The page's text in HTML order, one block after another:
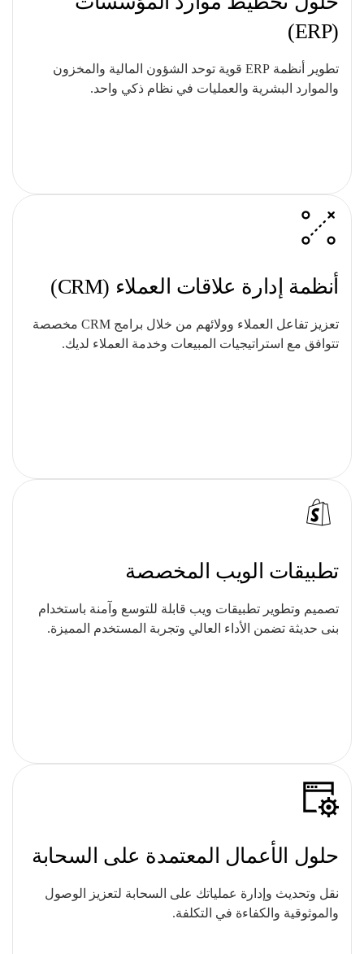
(ERP)
تطوير أنظمة ERP قوية توحد الشؤون المالية والمخزون
والموارد البشرية والعمليات في نظام ذكي واحد.
أنظمة إدارة علاقات العملاء (CRM)
تعزيز تفاعل العملاء وولائهم من خلال برامج CRM مخصصة
تتوافق مع استراتيجيات المبيعات وخدمة العملاء لديك.
تطبيقات الويب المخصصة
تصميم وتطوير تطبيقات ويب قابلة للتوسع وآمنة باستخدام
بنى حديثة تضمن الأداء العالي وتجربة المستخدم المميزة.
حلول الأعمال المعتمدة على السحابة
نقل وتحديث وإدارة عملياتك على السحابة لتعزيز الوصول
والموثوقية والكفاءة في التكلفة.